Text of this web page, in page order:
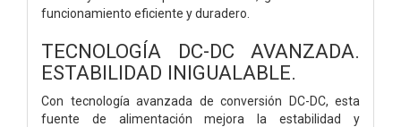
funcionamiento eficiente y duradero.
TECNOLOGÍA DC-DC AVANZADA.
ESTABILIDAD INIGUALABLE.
Con tecnología avanzada de conversión DC-DC, esta
fuente de alimentación mejora la estabilidad y